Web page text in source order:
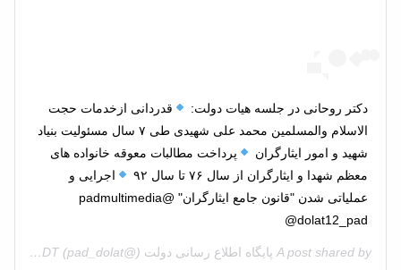
دکتر روحانی در جلسه هیات دولت:
قدردانی ازخدمات حجت
الاسلام والمسلمین محمد علی شهیدی طی ۷ سال مسئولیت بنیاد
شهید و امور ایثارگران
پرداخت مطالبات معوقه خانواده های
معظم شهدا و ایثارگران از سال ۷۶ تا سال ۹۲
اجرایی و
عملیاتی شدن "قانون جامع ایثارگران" @padmultimedia
@dolat12_pad
A post shared by پایگاه اطلاع رسانی دولت (@pad_dolat) on
Jun 7, 2020 at 8:31pm PDT